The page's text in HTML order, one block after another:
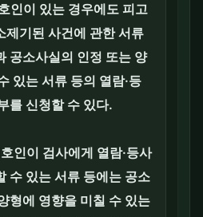
인이 있는 경우에도 피고
제기된 사건에 관한 서류
공소사실의 인정 또는 양
있는 서류 등의 열람·등
를 신청할 수 있다.
인이 검사에게 열람·등사
수 있는 서류 등에는 공소
형에 영향을 미칠 수 있는